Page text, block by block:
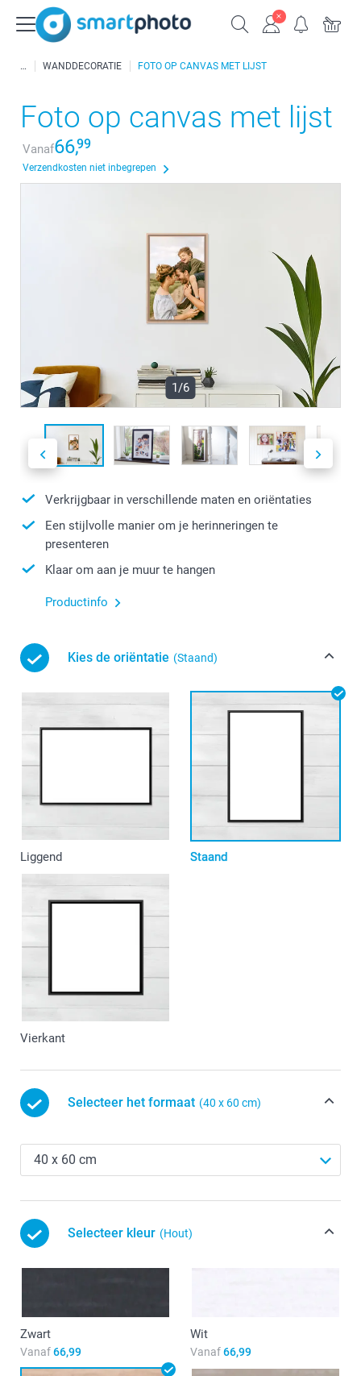
WANDDECORATIE FOTO OP CANVAS MET LIJST
Foto op canvas met lijst
Vanaf66,99
Verzendkosten niet inbegrepen
1/6
Verkrijgbaar in verschillende maten en oriëntaties
Een stijlvolle manier om je herinneringen te
presenteren
Klaar om aan je muur te hangen
Productinfo
Kies de oriëntatie (Staand)
Liggend Staand
Vierkant
Selecteer het formaat (40 x 60 cm)
Selecteer kleur (Hout)
Zwart
Vanaf66,99
Wit
Vanaf66,99